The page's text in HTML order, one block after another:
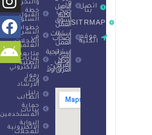
اتصل
بنا
SITRMAP
موقع
الكلية
التأهيل
خريجي
الكلية
لسوق
العمل
أستبانات
أصحاب
العمل
استراتيجية
الأمن
الوطني
العراقي -
العراق أولاً
خطة
القبول
السنوية
خطوات
النشر
في
المجلات
العلمية
متابعة
غيابات
الطلبة
الالكتروني
رموز
وحدة
الارشاد
دليل
الطالب
حماية
بيانات
المستخدمين
البوابة
الالكترونية
للمجلات